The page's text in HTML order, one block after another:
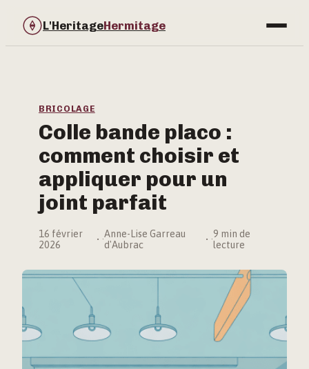
L'HeritageHermitage
Immobilier
Jardinage
Maison & Déco
BRICOLAGE
Colle bande placo :
comment choisir et
appliquer pour un
joint parfait
16 février
2026
·Anne-Lise Garreau
d'Aubrac
·9 min de
lecture